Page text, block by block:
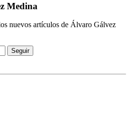
Medina
nuevos artículos de Álvaro Gálvez